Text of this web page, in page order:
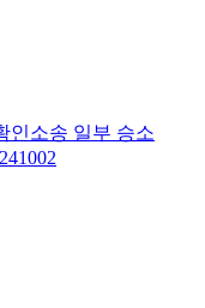
인소송 일부 승소